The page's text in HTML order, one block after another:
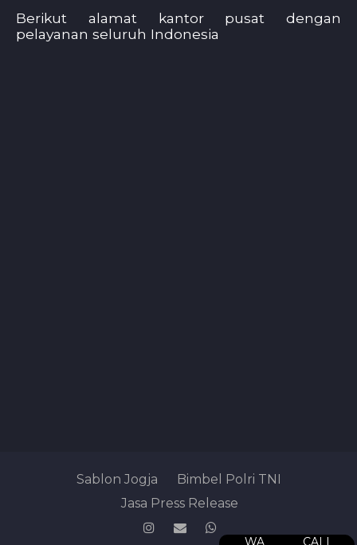
WA CALL
Berikut alamat kantor pusat dengan
pelayanan seluruh Indonesia
Sablon Jogja
Bimbel Polri TNI
Jasa Press Release